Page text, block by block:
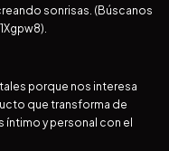
sonrisas. (Búscanos
).
porque nos interesa
que transforma de
íntimo y personal con el